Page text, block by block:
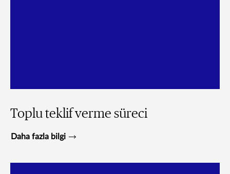
Toplu teklif verme süreci
Daha fazla bilgi